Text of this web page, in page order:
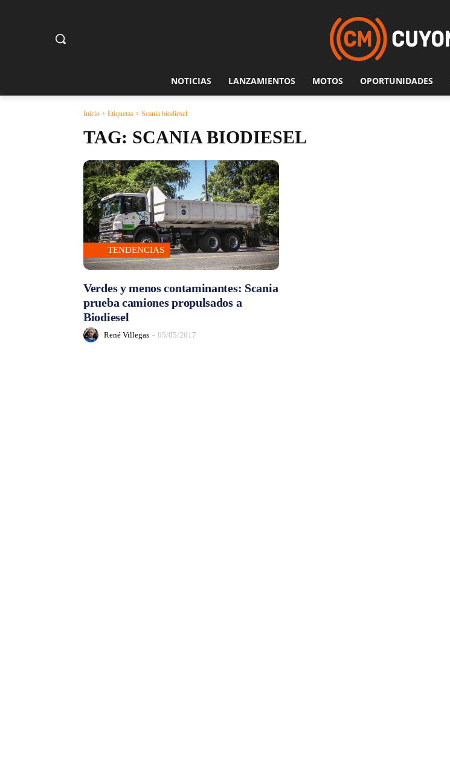
NOTICIAS LANZAMIENTOS MOTOS OPORTUNIDADES
Inicio Etiquetas Scania biodiesel
TAG: SCANIA BIODIESEL
TENDENCIAS
Verdes y menos contaminantes: Scania
prueba camiones propulsados a
Biodiesel
René Villegas - 05/05/2017